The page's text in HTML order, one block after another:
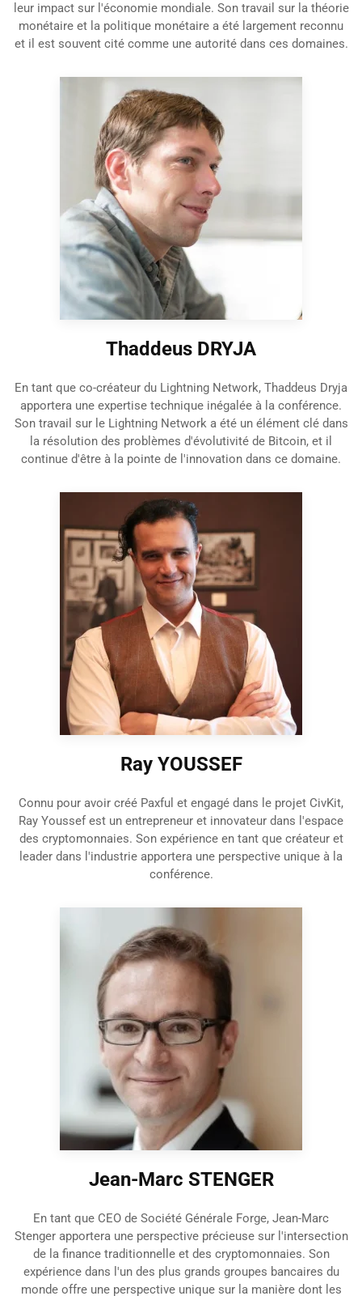
leur impact sur l'économie mondiale. Son travail sur la théorie
monétaire et la politique monétaire a été largement reconnu
et il est souvent cité comme une autorité dans ces domaines.
Thaddeus DRYJA
En tant que co-créateur du Lightning Network, Thaddeus Dryja
apportera une expertise technique inégalée à la conférence.
Son travail sur le Lightning Network a été un élément clé dans
la résolution des problèmes d'évolutivité de Bitcoin, et il
continue d'être à la pointe de l'innovation dans ce domaine.
Ray YOUSSEF
Connu pour avoir créé Paxful et engagé dans le projet CivKit,
Ray Youssef est un entrepreneur et innovateur dans l'espace
des cryptomonnaies. Son expérience en tant que créateur et
leader dans l'industrie apportera une perspective unique à la
conférence.
Jean-Marc STENGER
En tant que CEO de Société Générale Forge, Jean-Marc
Stenger apportera une perspective précieuse sur l'intersection
de la finance traditionnelle et des cryptomonnaies. Son
expérience dans l'un des plus grands groupes bancaires du
monde offre une perspective unique sur la manière dont les